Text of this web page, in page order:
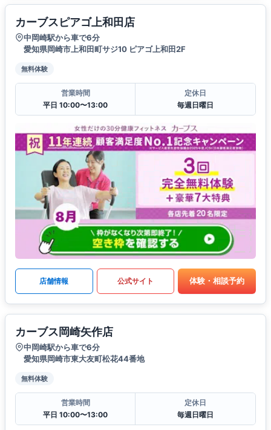
カーブスピアゴ上和田店
中岡崎駅から車で6分
愛知県岡崎市上和田町サジ10 ピアゴ上和田2F
無料体験
営業時間
平日 10:00〜13:00
定休日
毎週日曜日
店舗情報 公式サイト 体験・相談予約
カーブス岡崎矢作店
中岡崎駅から車で6分
愛知県岡崎市東大友町松花44番地
無料体験
営業時間
平日 10:00〜13:00
定休日
毎週日曜日